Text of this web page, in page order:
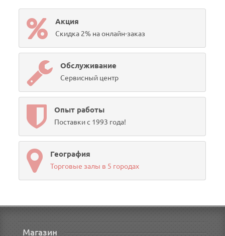
Акция
Скидка 2% на онлайн-заказ
Обслуживание
Сервисный центр
Опыт работы
Поставки с 1993 года!
География
Торговые залы в 5 городах
Магазин